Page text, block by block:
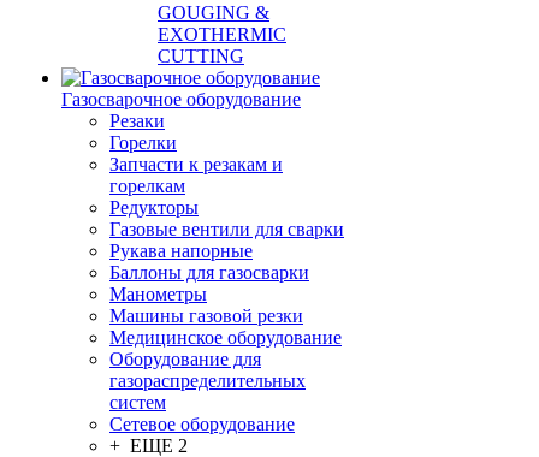
GOUGING &
EXOTHERMIC
CUTTING
Газосварочное оборудование
Резаки
Горелки
Запчасти к резакам и
горелкам
Редукторы
Газовые вентили для сварки
Рукава напорные
Баллоны для газосварки
Манометры
Машины газовой резки
Медицинское оборудование
Оборудование для
газораспределительных
систем
Сетевое оборудование
+ ЕЩЕ 2